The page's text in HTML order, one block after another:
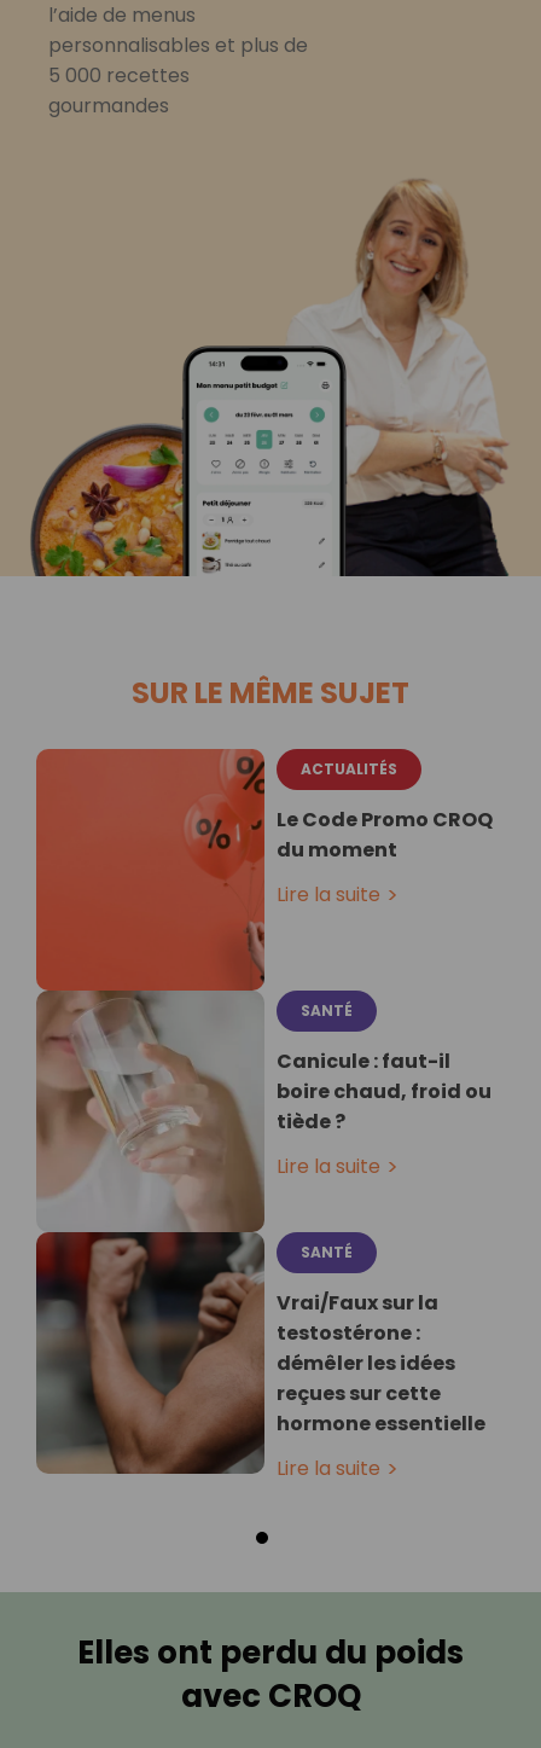
l’aide de menus
personnalisables et plus de
5 000 recettes
gourmandes
SUR LE MÊME SUJET
ACTUALITÉS
Le Code Promo CROQ
du moment
Lire la suite
SANTÉ
Canicule : faut-il
boire chaud, froid ou
tiède ?
Lire la suite
SANTÉ
Vrai/Faux sur la
testostérone :
démêler les idées
reçues sur cette
hormone essentielle
Lire la suite
Elles ont perdu du poids
avec CROQ